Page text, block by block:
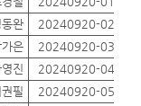
동완 20240920-02
가은 20240920-03
진 20240920-04
필 20240920-05